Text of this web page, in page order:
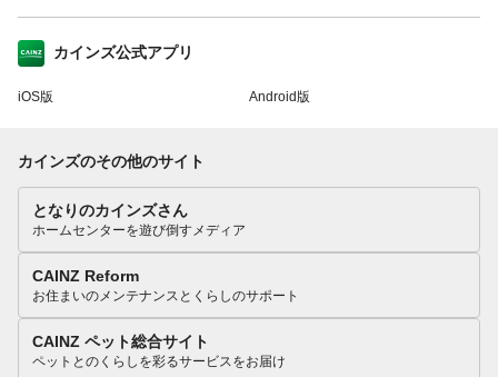
カインズ公式アプリ
iOS版 Android版
カインズのその他のサイト
となりのカインズさん
ホームセンターを遊び倒すメディア
CAINZ Reform
お住まいのメンテナンスとくらしのサポート
CAINZ ペット総合サイト
ペットとのくらしを彩るサービスをお届け